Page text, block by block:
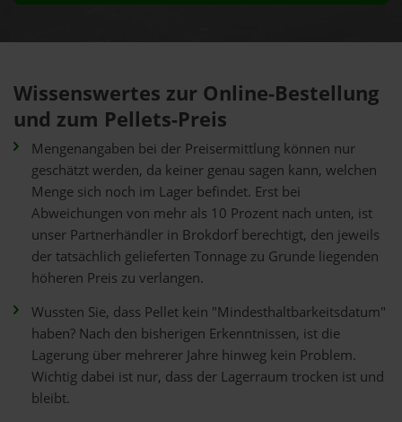
Wissenswertes zur Online-Bestellung
und zum Pellets-Preis
Mengenangaben bei der Preisermittlung können nur
geschätzt werden, da keiner genau sagen kann, welchen
Menge sich noch im Lager befindet. Erst bei
Abweichungen von mehr als 10 Prozent nach unten, ist
unser Partnerhändler in Brokdorf berechtigt, den jeweils
der tatsächlich gelieferten Tonnage zu Grunde liegenden
höheren Preis zu verlangen.
Wussten Sie, dass Pellet kein "Mindesthaltbarkeitsdatum"
haben? Nach den bisherigen Erkenntnissen, ist die
Lagerung über mehrerer Jahre hinweg kein Problem.
Wichtig dabei ist nur, dass der Lagerraum trocken ist und
bleibt.